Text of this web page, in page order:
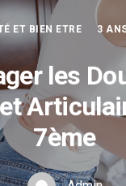
ET BIEN ETRE 3
les
7ème